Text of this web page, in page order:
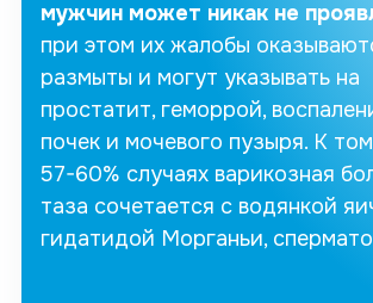
мужчин может никак не
при этом их жалобы
размыты и могут указывать на
простатит, геморрой,
почек и мочевого пузыря. К
57-60% случаях варикозная
таза сочетается с водянкой
гидатидой Морганьи,